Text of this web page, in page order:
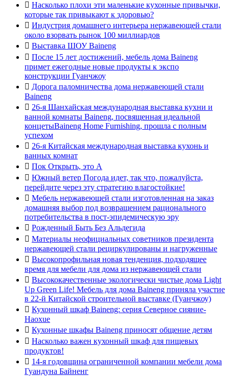
 Насколько плохи эти маленькие кухонные привычки,
которые так привыкают к здоровью?
 Индустрия домашнего интерьера нержавеющей стали
около взорвать рынок 100 миллиардов
 Выставка ШОУ Baineng
 После 15 лет достижений, мебель дома Baineng
примет ежегодные новые продукты к экспо
конструкции Гуанчжоу
 Дорога паломничества дома нержавеющей стали
Baineng
 26-я Шанхайская международная выставка кухни и
ванной комнаты Baineng, посвященная идеальной
концетыBaineng Home Furnishing, прошла с полным
успехом
 26-я Китайская международная выставка кухонь и
ванных комнат
 Пок Открыть, это А
 Южный ветер Погода идет, так что, пожалуйста,
перейдите через эту стратегию влагостойкие!
 Мебель нержавеющей стали изготовленная на заказ
домашняя выбор под возвращением рационального
потребительства в пост-эпидемическую эру
 Рожденный Быть Без Альдегида
 Материалы неофициальных советников президента
нержавеющей стали рециркулированы и нагруженные
 Высокопрофильная новая тенденция, подходящее
время для мебели для дома из нержавеющей стали
 Высококачественные экологически чистые дома Light
Up Green Life! Мебель для дома Baineng приняла участие
в 22-й Китайской строительной выставке (Гуанчжоу)
 Кухонный шкаф Baineng: серия Северное сияние-
Haoxue
 Кухонные шкафы Baineng приносят общение детям
 Насколько важен кухонный шкаф для пищевых
продуктов!
 14-я годовщина ограниченной компании мебели дома
Гуандуна Байненг